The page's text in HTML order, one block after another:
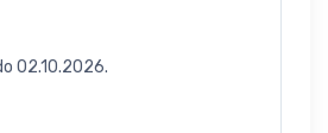
02.10.2026.